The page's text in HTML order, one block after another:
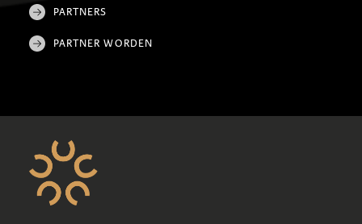
PARTNERS
PARTNER WORDEN